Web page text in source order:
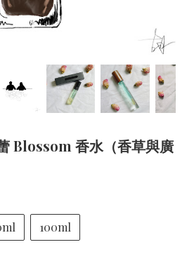
Blossom 香水（香草與廣
100ml